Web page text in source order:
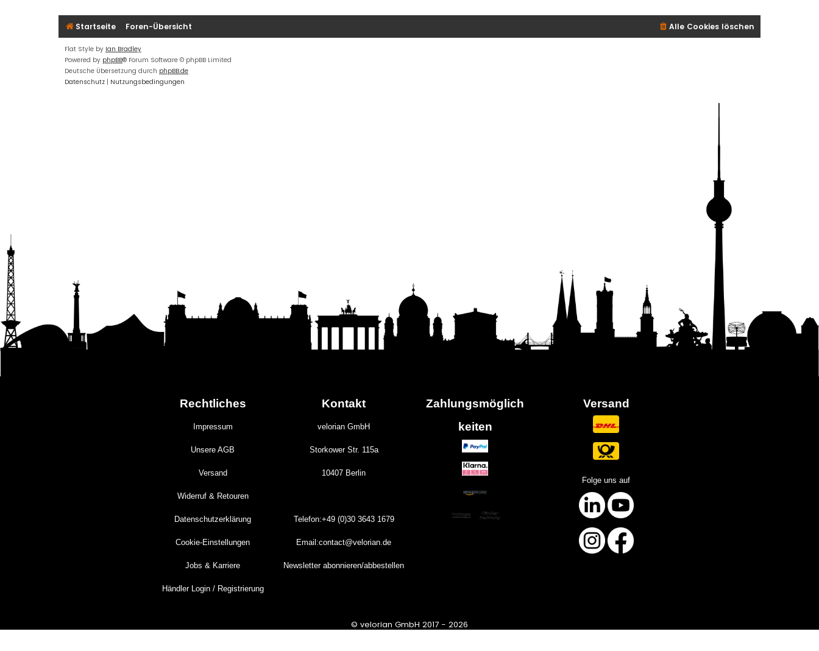
Startseite Foren-Übersicht Alle Cookies löschen
Flat Style by Ian Bradley
Powered by phpBB® Forum Software © phpBB Limited
Deutsche Übersetzung durch phpBB.de
Datenschutz | Nutzungsbedingungen
Rechtliches
Impressum
Unsere AGB
Versand
Widerruf & Retouren
Datenschutzerklärung
Cookie-Einstellungen
Jobs & Karriere
Händler Login / Registrierung
Kontakt
velorian GmbH
Storkower Str. 115a
10407 Berlin
Telefon:+49 (0)3036431679
Email:contact@velorian.de
Newsletter abonnieren/abbestellen
Zahlungsmöglich
keiten
Versand
Folge uns auf
© velorian GmbH 2017 - 2026